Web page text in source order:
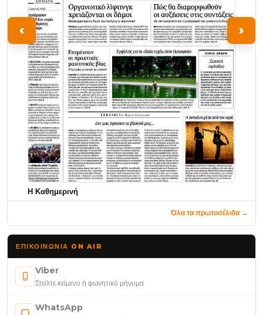
‹
Η Καθημερινή
›
Όλα τα πρωτοσέλιδα →
ΕΠΙΚΟΙΝΩΝΊΑ ON AIR
Viber
Στείλτε κείμενο ή φωνητικό μήνυμα
WhatsApp